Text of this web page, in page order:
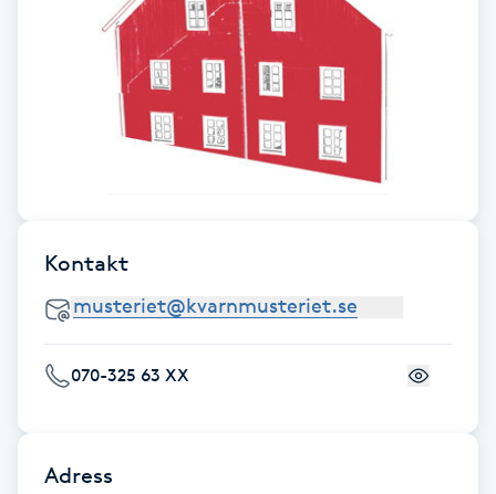
Damklippning
Diamantslipning
Enzympeeling
Extensions
Extensions borttagning
Kontakt
070-325 63 XX
Adress